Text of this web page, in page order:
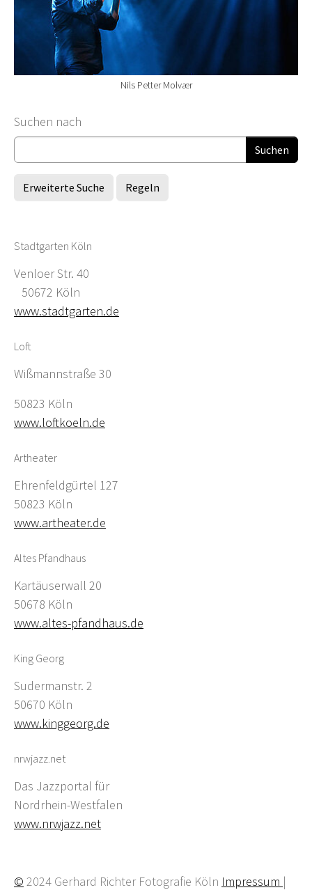
Nils Petter Molvær
Suchformular
Suchen nach
Erweiterte Suche Regeln
Stadtgarten Köln
Venloer Str. 40
50672 Köln
www.stadtgarten.de
Loft
Wißmannstraße 30
50823 Köln
www.loftkoeln.de
Artheater
Ehrenfeldgürtel 127
50823 Köln
www.artheater.de
Altes Pfandhaus
Kartäuserwall 20
50678 Köln
www.altes-pfandhaus.de
King Georg
Sudermanstr. 2
50670 Köln
www.kinggeorg.de
nrwjazz.net
Das Jazzportal für
Nordrhein-Westfalen
www.nrwjazz.net
© 2024 Gerhard Richter Fotografie Köln Impressum |